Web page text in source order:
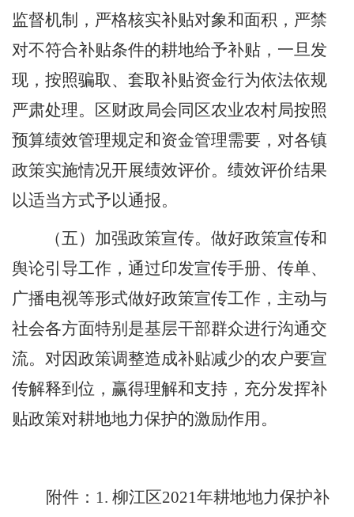
监督机制，严格核实补贴对象和面积，严禁
对不符合补贴条件的耕地给予补贴，一旦发
现，按照骗取、套取补贴资金行为依法依规
严肃处理。区财政局会同区农业农村局按照
预算绩效管理规定和资金管理需要，对各镇
政策实施情况开展绩效评价。绩效评价结果
以适当方式予以通报。
（五）加强政策宣传。 做好政策宣传和
舆论引导工作，通过印发宣传手册、传单、
广播电视等形式做好政策宣传工作，主动与
社会各方面特别是基层干部群众进行沟通交
流。对因政策调整造成补贴减少的农户要宣
传解释到位，赢得理解和支持，充分发挥补
贴政策对耕地地力保护的激励作用。
附件： 1. 柳江区2021年耕地地力保护补